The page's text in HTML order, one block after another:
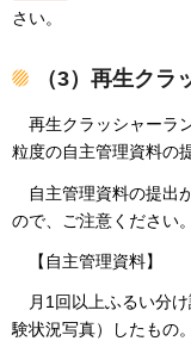
さい。
（3）再生ク
再生クラッシャーラ
粒度の自主管理資料の
自主管理資料の提出
ので、ご注意ください。
【自主管理資料】
月1回以上ふるい分
験状況写真）したもの。